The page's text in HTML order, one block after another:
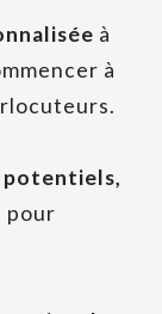
à
à
potentiels,
pour